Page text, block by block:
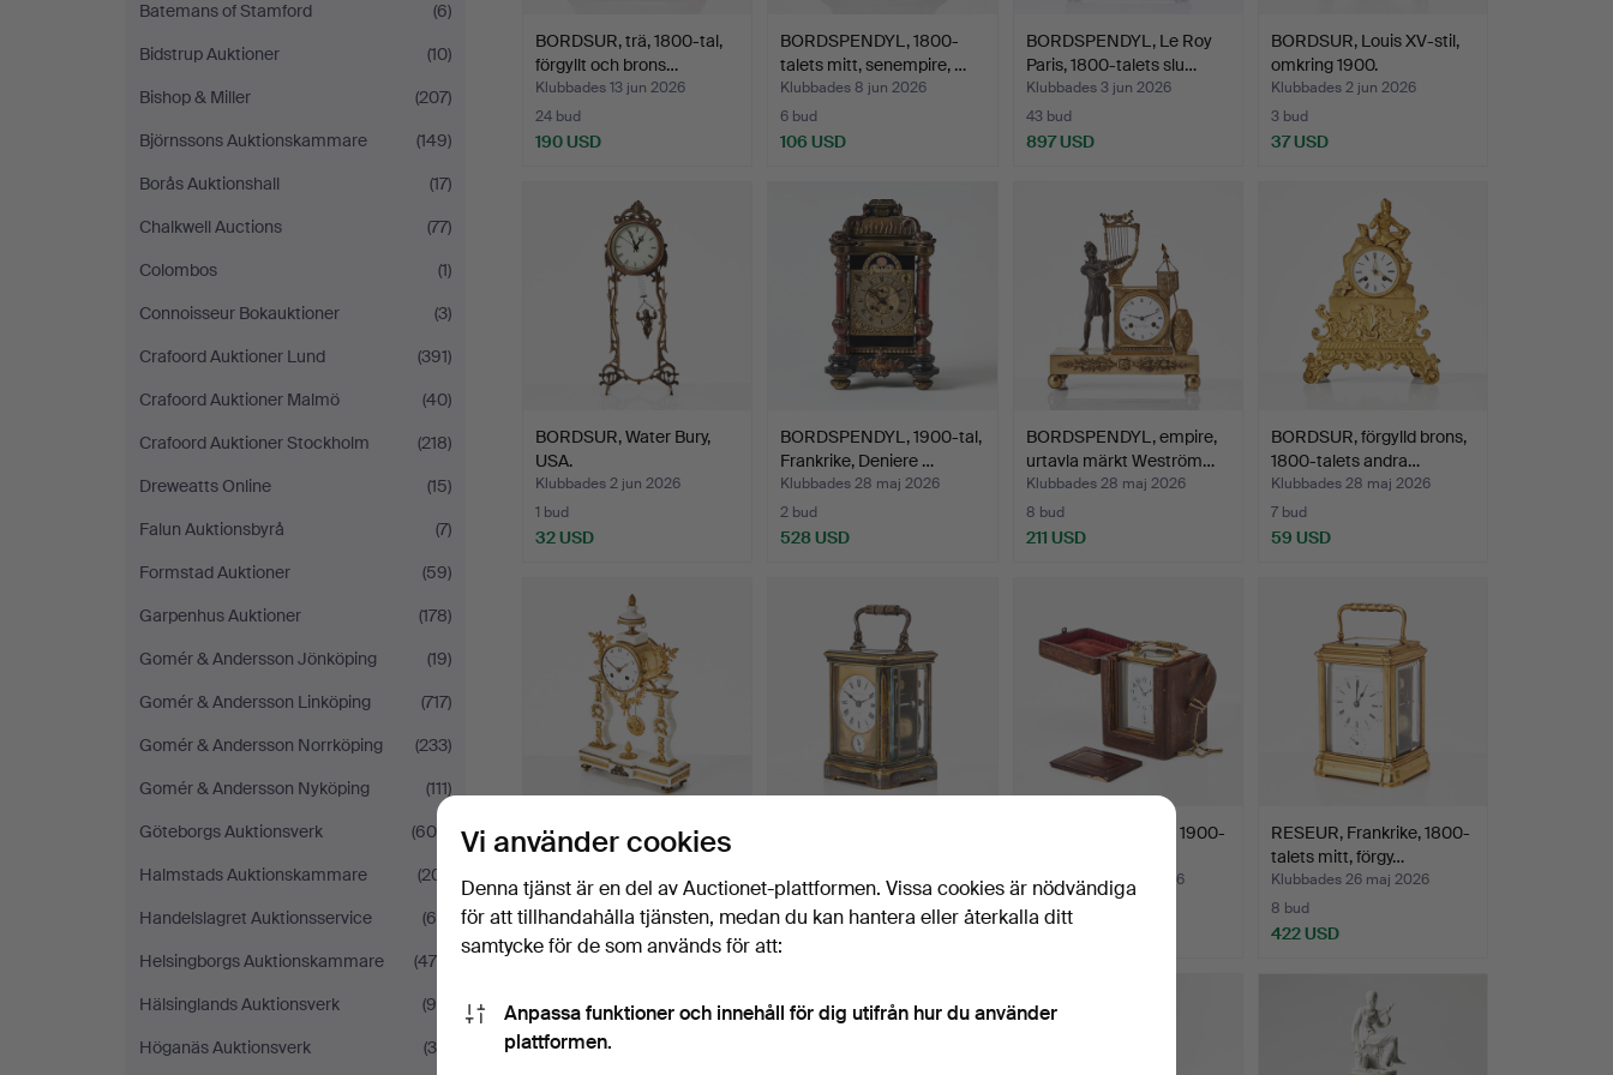
Batemans of Stamford
(6)
Bidstrup Auktioner
(10)
Bishop & Miller
(207)
Björnssons Auktionskammare
(149)
Borås Auktionshall
(17)
Chalkwell Auctions
(77)
Colombos
(1)
Connoisseur Bokauktioner
(3)
Crafoord Auktioner Lund
(391)
Crafoord Auktioner Malmö
(40)
Crafoord Auktioner Stockholm
(218)
Dreweatts Online
(15)
Falun Auktionsbyrå
(7)
Formstad Auktioner
(59)
Garpenhus Auktioner
(178)
Gomér & Andersson Jönköping
(19)
Gomér & Andersson Linköping
(717)
Gomér & Andersson Norrköping
(233)
Gomér & Andersson Nyköping
(111)
Göteborgs Auktionsverk
(604)
Halmstads Auktionskammare
(201)
Handelslagret Auktionsservice
(60)
Helsingborgs Auktionskammare
(475)
Hälsinglands Auktionsverk
(95)
Höganäs Auktionsverk
(35)
BORDSUR, trä, 1800-tal,
förgyllt och brons…
Klubbades 13 jun 2026
24 bud
190 USD
BORDSPENDYL, 1800-
talets mitt, senempire, …
Klubbades 8 jun 2026
6 bud
106 USD
BORDSPENDYL, Le Roy
Paris, 1800-talets slu…
Klubbades 3 jun 2026
43 bud
897 USD
BORDSUR, Louis XV-stil,
omkring 1900.
Klubbades 2 jun 2026
3 bud
37 USD
BORDSUR, Water Bury,
USA.
Klubbades 2 jun 2026
1 bud
32 USD
BORDSPENDYL, 1900-tal,
Frankrike, Deniere …
Klubbades 28 maj 2026
2 bud
528 USD
BORDSPENDYL, empire,
urtavla märkt Weström…
Klubbades 28 maj 2026
8 bud
211 USD
BORDSUR, förgylld brons,
1800-talets andra…
Klubbades 28 maj 2026
7 bud
59 USD
BORDSPENDYL, Louis
XVI, urtavla märkt Sart…
Klubbades 28 maj 2026
5 bud
422 USD
Klubbades 26 maj 2026
19 bud
RESEUR, Frankrike, 1900-
Klubbades 26 maj 2026
13 bud
RESEUR, Frankrike, 1800-
talets mitt, förgy…
Klubbades 26 maj 2026
8 bud
422 USD
Vi använder cookies
Denna tjänst är en del av Auctionet-plattformen. Vissa cookies är nödvändiga
för att tillhandahålla tjänsten, medan du kan hantera eller återkalla ditt
samtycke för de som används för att:
Anpassa funktioner och innehåll för dig utifrån hur du använder
plattformen.